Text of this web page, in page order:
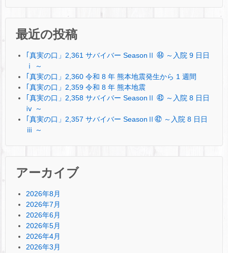
最近の投稿
｢真実の口」2,361 サバイバー SeasonⅡ ㊹ ～入院 9 日日
ⅰ ～
｢真実の口」2,360 令和 8 年 熊本地震発生から 1 週間
｢真実の口」2,359 令和 8 年 熊本地震
｢真実の口」2,358 サバイバー SeasonⅡ ㊸ ～入院 8 日日
ⅳ ～
｢真実の口」2,357 サバイバー SeasonⅡ㊷ ～入院 8 日日
ⅲ ～
アーカイブ
2026年8月
2026年7月
2026年6月
2026年5月
2026年4月
2026年3月